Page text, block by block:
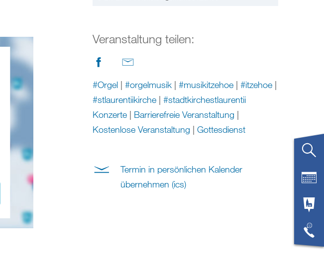
Veranstaltung teilen:
#Orgel| #orgelmusik| #musikitzehoe| #itzehoe|
#stlaurentiikirche| #stadtkirchestlaurentii
Konzerte| Barrierefreie Veranstaltung |
Kostenlose Veranstaltung | Gottesdienst
Termin in persönlichen Kalender
übernehmen (ics)